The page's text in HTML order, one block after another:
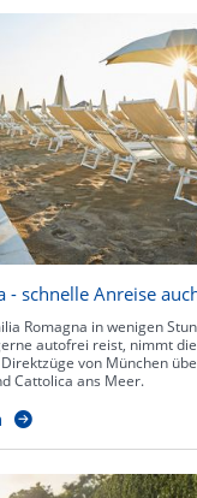
- schnelle Anreise
Romagna in wenigen
autofrei reist, nimmt
von München
Cattolica ans Meer.